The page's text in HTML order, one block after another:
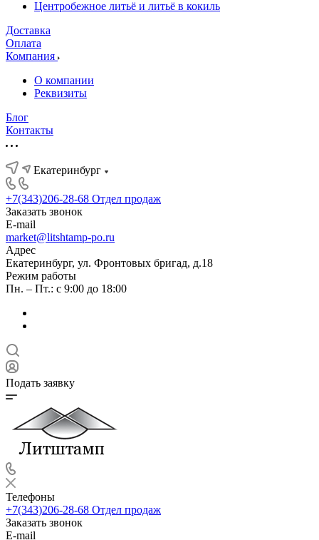
Центробежное литьё и литьё в кокиль
Доставка
Оплата
Компания
О компании
Реквизиты
Блог
Контакты
Екатеринбург
+7(343)206-28-68 Отдел продаж
Заказать звонок
E-mail
market@litshtamp-po.ru
Адрес
Екатеринбург, ул. Фронтовых бригад, д.18
Режим работы
Пн. – Пт.: с 9:00 до 18:00
Подать заявку
Телефоны
+7(343)206-28-68 Отдел продаж
Заказать звонок
E-mail